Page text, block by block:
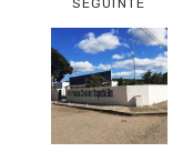
SEGUINTE